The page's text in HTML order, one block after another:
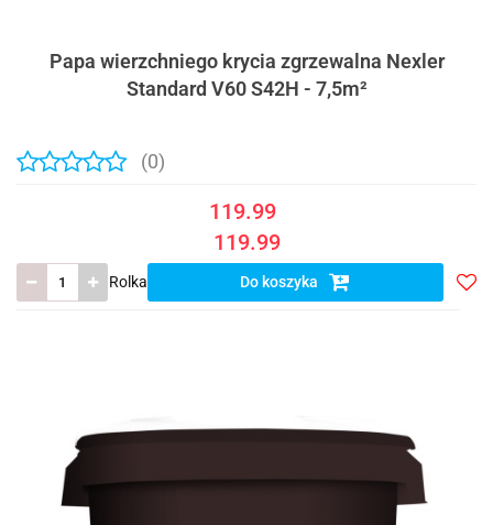
Papa wierzchniego krycia zgrzewalna Nexler
Standard V60 S42H - 7,5m²
(0)
119.99
119.99
Rolka Do koszyka